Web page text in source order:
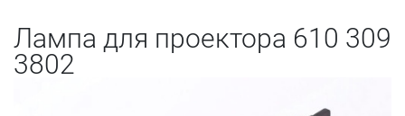
Лампа для проектора 610 309
3802